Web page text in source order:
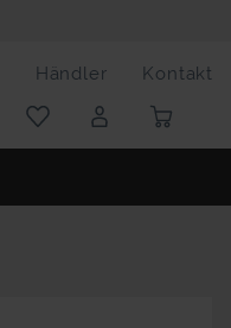
Händler Kontakt